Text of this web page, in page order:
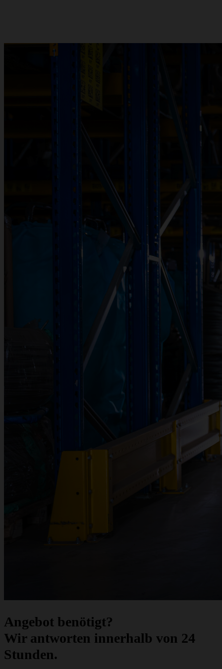
Angebot benötigt?
Wir antworten innerhalb von 24
Stunden.